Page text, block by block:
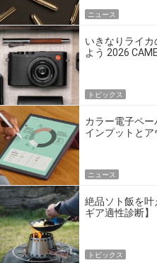
ニュース
いきなりライ
よう 2026
トピックス
カラー電子ペ
インプットと
ニュース
絶品ソト飯を叶
ギア適性診断】
トピックス